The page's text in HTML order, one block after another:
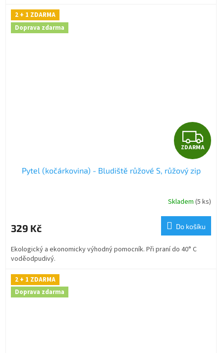
2 + 1 ZDARMA
Doprava zdarma
Z
D
R
M
A
ZDARMA
Pytel (kočárkovina) - Bludiště růžové S, růžový zip
Skladem (5 ks)
329 Kč Do košíku
Ekologický a ekonomicky výhodný pomocník. Při praní do 40° C
voděodpudivý.
2 + 1 ZDARMA
Doprava zdarma